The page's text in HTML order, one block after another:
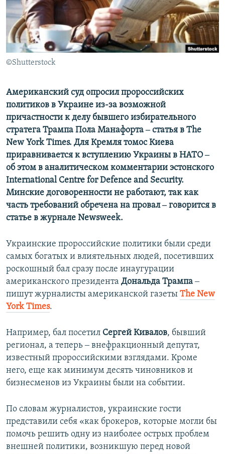
ПОБЕДИТЕЛЕЙ НЕ СУДЯТ?
КРЫМ.НЕПОКОРЕННЫЙ
ELIFBE
УКРАИНСКАЯ ПРОБЛЕМА КРЫМА
ПРИСОЕДИНЯЙТЕСЬ!
©Shutterstock
Американский суд опросил пророссийских
политиков в Украине из-за возможной
причастности к делу бывшего избирательного
стратега Трампа Пола Манафорта ‒ статья в The
New York Times. Для Кремля томос Киева
приравнивается к вступлению Украины в НАТО ‒
об этом в аналитическом комментарии эстонского
International Centre for Defence and Security.
Минские договоренности не работают, так как
часть требований обречена на провал ‒ говорится в
статье в журнале Newsweek.
Украинские пророссийские политики были среди
самых богатых и влиятельных людей, посетивших
роскошный бал сразу после инаугурации
американского президента Дональда Трампа‒
пишут журналисты американской газеты The New
York Times.
Например, бал посетил Сергей Кивалов, бывший
регионал, а теперь ‒ внефракционный депутат,
известный пророссийскими взглядами. Кроме
него, еще как минимум десять чиновников и
бизнесменов из Украины были на событии.
По словам журналистов, украинские гости
представили себя «как брокеров, которые могли бы
помочь решить одну из наиболее острых проблем
внешней политики, возникшую перед новой